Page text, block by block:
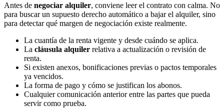
Antes de negociar alquiler, conviene leer el contrato con calma. No
para buscar un supuesto derecho automático a bajar el alquiler, sino
para detectar qué margen de negociación existe realmente.
La cuantía de la renta vigente y desde cuándo se aplica.
La cláusula alquiler relativa a actualización o revisión de
renta.
Si existen anexos, bonificaciones previas o pactos temporales
ya vencidos.
La forma de pago y cómo se justifican los abonos.
Cualquier comunicación anterior entre las partes que pueda
servir como prueba.